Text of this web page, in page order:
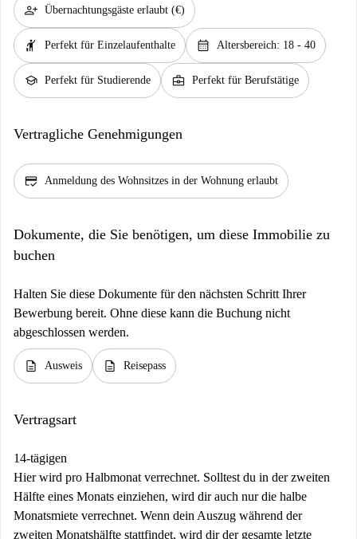
person_add Übernachtungsgäste erlaubt (€)
hail Perfekt für Einzelaufenthalte calendar_month Altersbereich: 18 - 40
school Perfekt für Studierende business_center Perfekt für Berufstätige
Vertragliche Genehmigungen
credit_score Anmeldung des Wohnsitzes in der Wohnung erlaubt
Dokumente, die Sie benötigen, um diese Immobilie zu
buchen
Halten Sie diese Dokumente für den nächsten Schritt Ihrer
Bewerbung bereit. Ohne diese kann die Buchung nicht
abgeschlossen werden.
description Ausweis description Reisepass
Vertragsart
14-tägigen
Hier wird pro Halbmonat verrechnet. Solltest du in der zweiten
Hälfte eines Monats einziehen, wird dir auch nur die halbe
Monatsmiete verrechnet. Wenn dein Auszug während der
zweiten Monatshälfte stattfindet, wird dir der gesamte letzte